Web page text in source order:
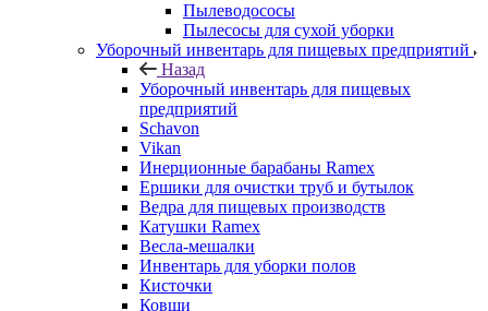
Пылеводососы
Пылесосы для сухой уборки
Уборочный инвентарь для пищевых предприятий
Назад
Уборочный инвентарь для пищевых
предприятий
Schavon
Vikan
Инерционные барабаны Ramex
Ершики для очистки труб и бутылок
Ведра для пищевых производств
Катушки Ramex
Весла-мешалки
Инвентарь для уборки полов
Кисточки
Ковши